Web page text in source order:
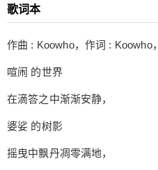
歌词本
作曲 : Koowho，作词 : Koowho，
喧闹 的世界
在滴答之中渐渐安静，
婆娑 的树影
摇曳中飘丹凋零满地，
2